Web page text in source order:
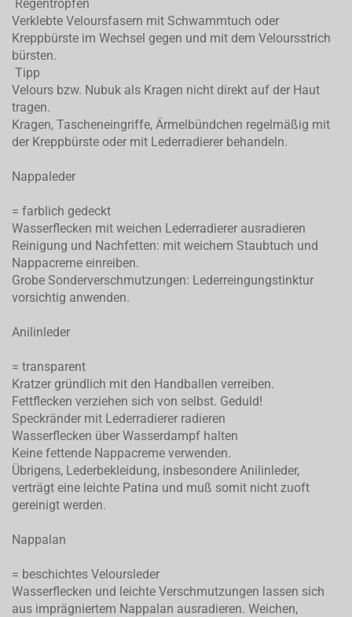
Regentropfen
Verklebte Veloursfasern mit Schwammtuch oder
Kreppbürste im Wechsel gegen und mit dem Veloursstrich
bürsten.
Tipp
Velours bzw. Nubuk als Kragen nicht direkt auf der Haut
tragen.
Kragen, Tascheneingriffe, Ärmelbündchen regelmäßig mit
der Kreppbürste oder mit Lederradierer behandeln.
Nappaleder
= farblich gedeckt
Wasserflecken mit weichen Lederradierer ausradieren
Reinigung und Nachfetten: mit weichem Staubtuch und
Nappacreme einreiben.
Grobe Sonderverschmutzungen: Lederreingungstinktur
vorsichtig anwenden.
Anilinleder
= transparent
Kratzer gründlich mit den Handballen verreiben.
Fettflecken verziehen sich von selbst. Geduld!
Speckränder mit Lederradierer radieren
Wasserflecken über Wasserdampf halten
Keine fettende Nappacreme verwenden.
Übrigens, Lederbekleidung, insbesondere Anilinleder,
verträgt eine leichte Patina und muß somit nicht zuoft
gereinigt werden.
Nappalan
= beschichtes Veloursleder
Wasserflecken und leichte Verschmutzungen lassen sich
aus imprägniertem Nappalan ausradieren. Weichen,